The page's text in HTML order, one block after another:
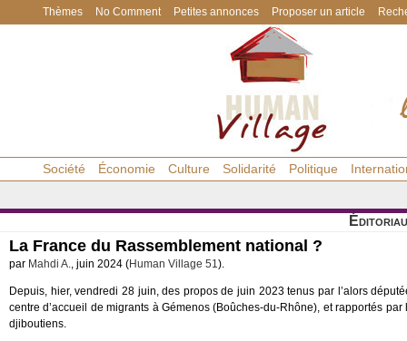
Thèmes No Comment Petites annonces Proposer un article
Société Économie Culture Solidarité Politique
La France du Rassemblement national ?
par Mahdi A., juin 2024 (Human Village 51).
Depuis, hier, vendredi 28 juin, des propos de juin 2023 tenus par l’alors
centre d’accueil de migrants à Gémenos (Boûches-du-Rhône), et rapportés
djiboutiens.